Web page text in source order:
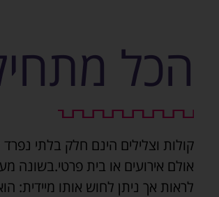
הכל
קולות וצלילים הינם חלק בלתי
אולם אירועים או בית פרטי.בשונה
לראות אך ניתן לחוש אותו מיידית: